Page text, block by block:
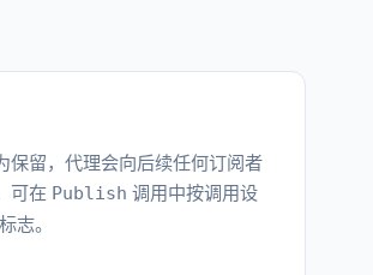
保留，代理会向后续任何订阅者
可在 Publish 调用中按调用设
志。